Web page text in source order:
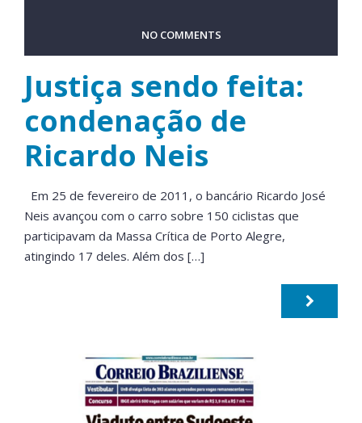
NO COMMENTS
Justiça sendo feita:
condenação de
Ricardo Neis
Em 25 de fevereiro de 2011, o bancário Ricardo José
Neis avançou com o carro sobre 150 ciclistas que
participavam da Massa Crítica de Porto Alegre,
atingindo 17 deles. Além dos […]